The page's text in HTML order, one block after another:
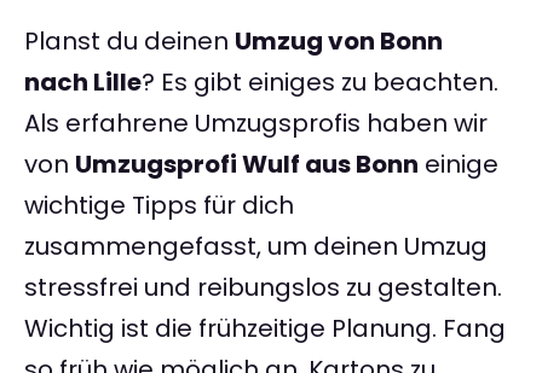
Planst du deinen Umzug von Bonn
nach Lille? Es gibt einiges zu beachten.
Als erfahrene Umzugsprofis haben wir
von Umzugsprofi Wulf aus Bonn einige
wichtige Tipps für dich
zusammengefasst, um deinen Umzug
stressfrei und reibungslos zu gestalten.
Wichtig ist die frühzeitige Planung. Fang